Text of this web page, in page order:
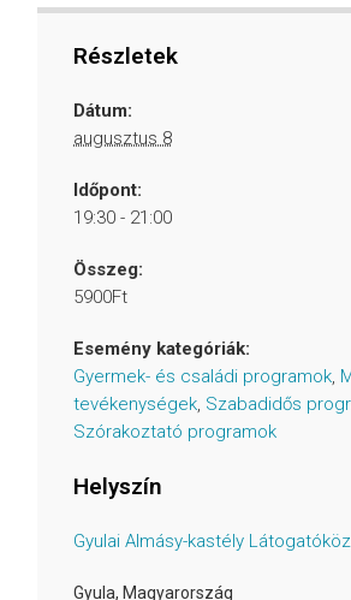
Részletek
Dátum:
augusztus 8
Időpont:
19:30 - 21:00
Összeg:
5900Ft
Esemény kategóriák:
Gyermek- és családi programok,
tevékenységek, Szabadidős
Szórakoztató programok
Helyszín
Gyulai Almásy-kastély
Gyula, Magyarország